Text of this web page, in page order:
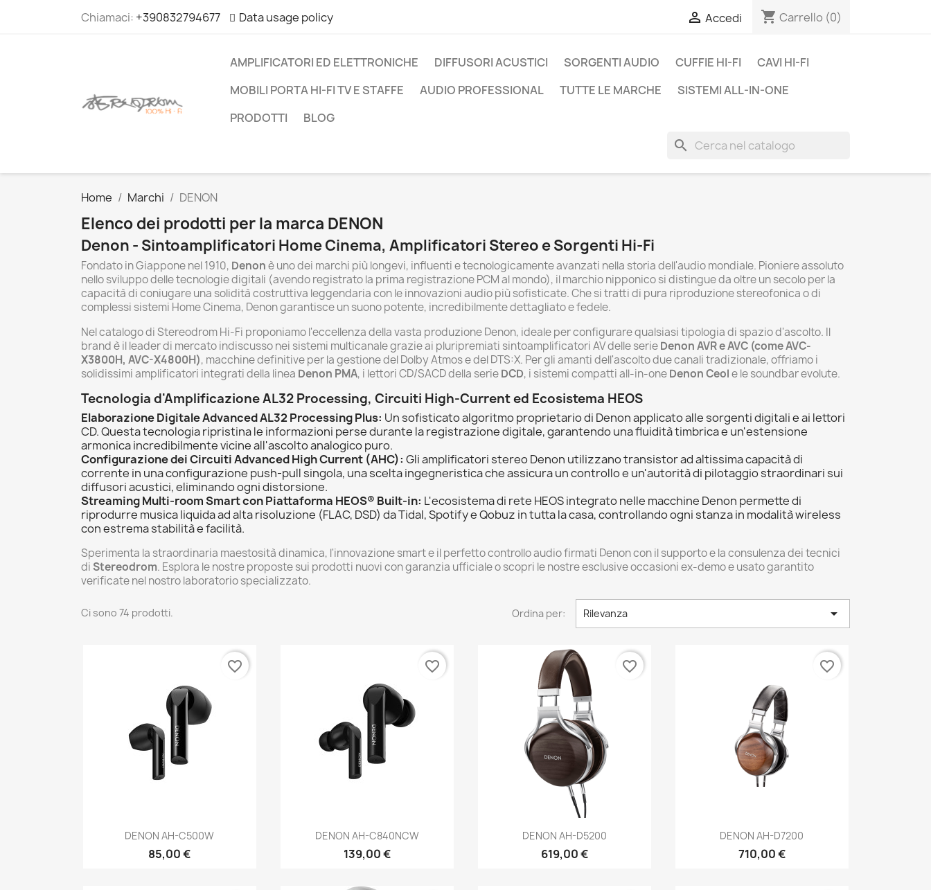
Chiamaci: +390832794677 Data usage policy  Accedi shopping_cart Carrello (0)
AMPLIFICATORI ED ELETTRONICHE DIFFUSORI ACUSTICI SORGENTI AUDIO CUFFIE HI-FI
CAVI HI-FI
MOBILI PORTA HI-FI TV E STAFFE
AUDIO PROFESSIONAL TUTTE LE MARCHE
SISTEMI ALL-IN-ONE
PRODOTTI
BLOG
search
Home Marchi DENON
Elenco dei prodotti per la marca DENON
Denon - Sintoamplificatori Home Cinema, Amplificatori Stereo e Sorgenti Hi-Fi
Fondato in Giappone nel 1910, Denonè uno dei marchi più longevi, influenti e tecnologicamente avanzati nella storia dell'audio mondiale. Pioniere assoluto
nello sviluppo delle tecnologie digitali (avendo registrato la prima registrazione PCM al mondo), il marchio nipponico si distingue da oltre un secolo per la
capacità di coniugare una solidità costruttiva leggendaria con le innovazioni audio più sofisticate. Che si tratti di pura riproduzione stereofonica o di
complessi sistemi Home Cinema, Denon garantisce un suono potente, incredibilmente dettagliato e fedele.
Nel catalogo di Stereodrom Hi-Fi proponiamo l'eccellenza della vasta produzione Denon, ideale per configurare qualsiasi tipologia di spazio d'ascolto. Il
brand è il leader di mercato indiscusso nei sistemi multicanale grazie ai pluripremiati sintoamplificatori AV delle serieDenon AVR e AVC (come AVC-
X3800H, AVC-X4800H), macchine definitive per la gestione del Dolby Atmos e del DTS:X. Per gli amanti dell'ascolto due canali tradizionale, offriamo i
solidissimi amplificatori integrati della linea Denon PMA, i lettori CD/SACD della serieDCD, i sistemi compatti all-in-oneDenon Ceole le soundbar evolute.
Tecnologia d'Amplificazione AL32 Processing, Circuiti High-Current ed Ecosistema HEOS
Elaborazione Digitale Advanced AL32 Processing Plus: Un sofisticato algoritmo proprietario di Denon applicato alle sorgenti digitali e ai lettori
CD. Questa tecnologia ripristina le informazioni perse durante la registrazione digitale, garantendo una fluidità timbrica e un'estensione
armonica incredibilmente vicine all'ascolto analogico puro.
Configurazione dei Circuiti Advanced High Current (AHC): Gli amplificatori stereo Denon utilizzano transistor ad altissima capacità di
corrente in una configurazione push-pull singola, una scelta ingegneristica che assicura un controllo e un'autorità di pilotaggio straordinari sui
diffusori acustici, eliminando ogni distorsione.
Streaming Multi-room Smart con Piattaforma HEOS® Built-in: L'ecosistema di rete HEOS integrato nelle macchine Denon permette di
riprodurre musica liquida ad alta risoluzione (FLAC, DSD) da Tidal, Spotify e Qobuz in tutta la casa, controllando ogni stanza in modalità wireless
con estrema stabilità e facilità.
Sperimenta la straordinaria maestosità dinamica, l'innovazione smart e il perfetto controllo audio firmati Denon con il supporto e la consulenza dei tecnici
diStereodrom. Esplora le nostre proposte sui prodotti nuovi con garanzia ufficiale o scopri le nostre esclusive occasioni ex-demo e usato garantito
verificate nel nostro laboratorio specializzato.
Ci sono 74 prodotti. Ordina per: Rilevanza 
Anteprima
DENON AH-C500W
85,00 €
favorite_border
Anteprima
DENON AH-C840NCW
139,00 €
favorite_border
Anteprima
DENON AH-D5200
619,00 €
favorite_border
Anteprima
DENON AH-D7200
710,00 €
favorite_border